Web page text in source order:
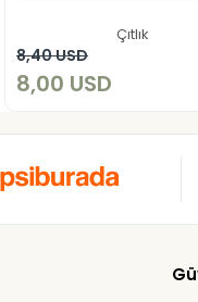
Çıtlık
8,40 USD
8,00 USD